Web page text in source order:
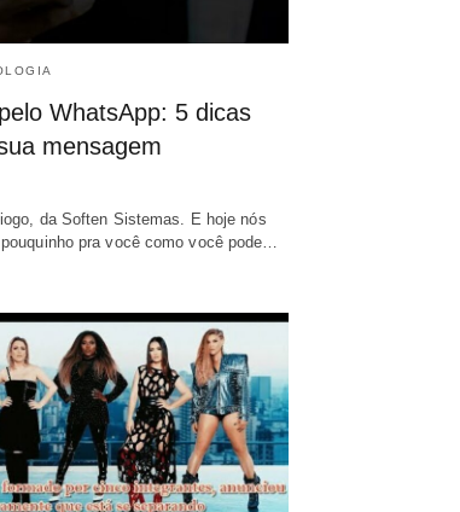
WhatsApp: 5 dicas
mensagem
da Soften Sistemas. E hoje nós
pra você como você pode…